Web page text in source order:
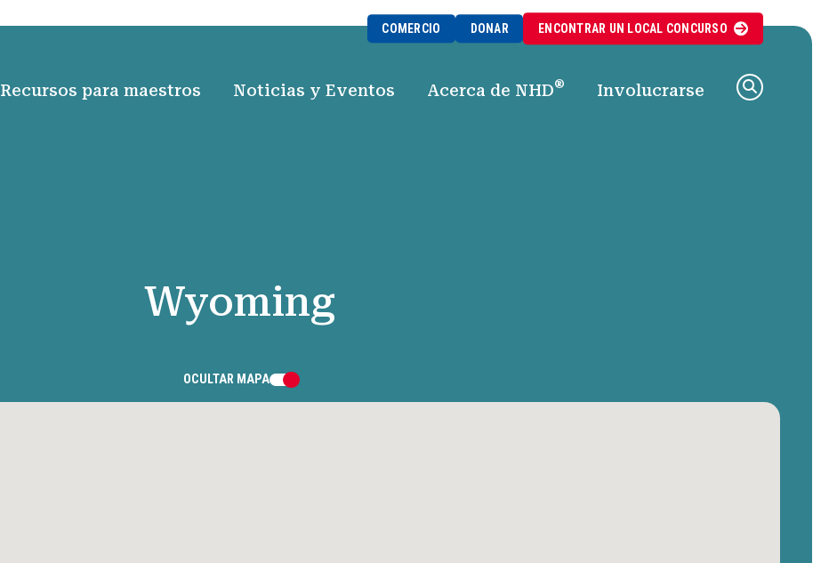
COMERCIO DONAR ENCONTRAR UN LOCAL CONCURSO
Recursos para maestros Noticias y Eventos Acerca de NHD® Involucrarse
Wyoming
OCULTAR MAPA